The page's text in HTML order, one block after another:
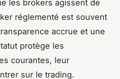
les brokers agissent de
réglementé est souvent
accrue et une
protège les
courantes, leur
sur le trading.